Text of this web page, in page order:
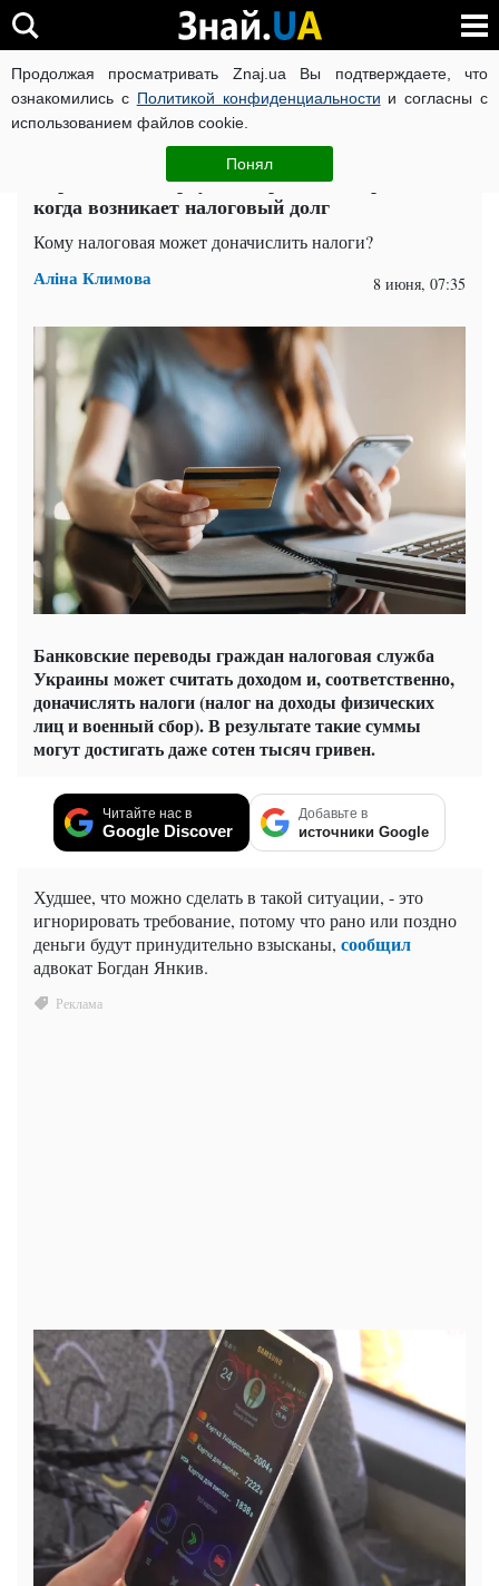
Продолжая просматривать Znaj.ua Вы подтверждаете, что
ознакомились с Политикой конфиденциальности и согласны с
использованием файлов cookie.
Понял
ВОЙНА РОССИИ ПРОТИВ УКРАИНЫ КОРОНАВИРУС В
ЧИТАТИ УКРАЇНСЬКОЮ
Переводы на карту под строгим контролем:
когда возникает налоговый долг
Кому налоговая может доначислить налоги?
Аліна Климова 8 июня, 07:35
Банковские переводы граждан налоговая служба
Украины может считать доходом и, соответственно,
доначислять налоги (налог на доходы физических
лиц и военный сбор). В результате такие суммы
могут достигать даже сотен тысяч гривен.
Читайте нас в
Google Discover
Добавьте в
источники Google
Худшее, что можно сделать в такой ситуации, - это
игнорировать требование, потому что рано или поздно
деньги будут принудительно взысканы, сообщил
адвокат Богдан Янкив.